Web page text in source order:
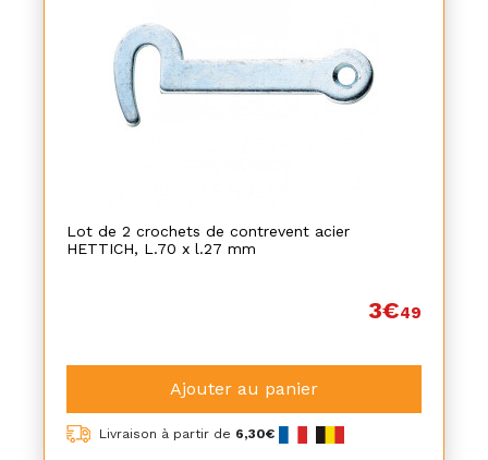
Lot de 2 crochets de contrevent acier
HETTICH, L.70 x l.27 mm
3€49
Ajouter au panier
Livraison à partir de 6,30€